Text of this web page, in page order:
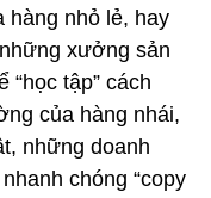
nhỏ lẻ, hay
xưởng sản
tập” cách
của hàng nhái,
những doanh
chóng “copy